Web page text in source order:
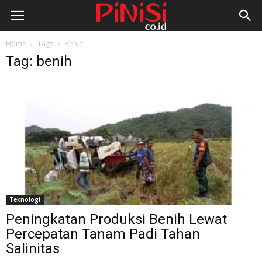
Home Tags Benih
Tag: benih
Teknologi
Peningkatan Produksi Benih Lewat
Percepatan Tanam Padi Tahan
Salinitas